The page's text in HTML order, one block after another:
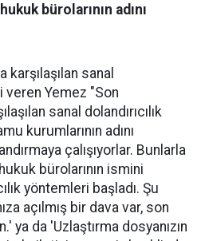
bürolarının adını
karşılaşılan sanal
veren Yemez "Son
sanal dolandırıcılık
kurumlarının adını
çalışıyorlar. Bunlarla
bürolarının ismini
yöntemleri başladı. Şu
açılmış bir dava var, son
ya da 'Uzlaştırma dosyanızın